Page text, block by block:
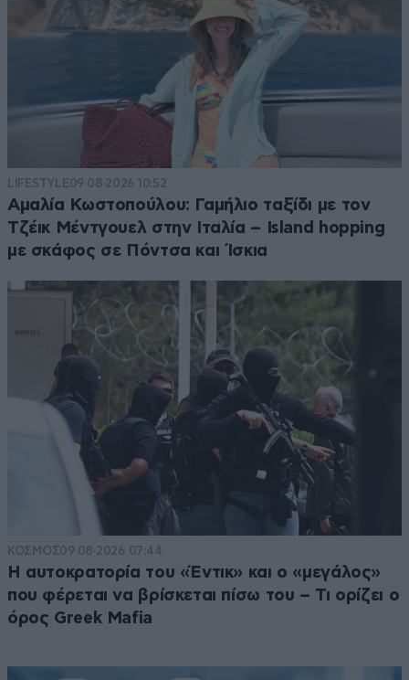
LIFESTYLE09·08·2026 10:52
Αμαλία Κωστοπούλου: Γαμήλιο ταξίδι με τον
Τζέικ Μέντγουελ στην Ιταλία – Island hopping
με σκάφος σε Πόντσα και Ίσκια
ΚΟΣΜΟΣ09·08·2026 07:44
Η αυτοκρατορία του «Έντικ» και ο «μεγάλος»
που φέρεται να βρίσκεται πίσω του – Τι ορίζει ο
όρος Greek Mafia